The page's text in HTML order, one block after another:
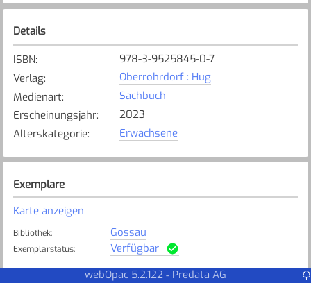
Details
ISBN:
978-3-9525845-0-7
Verlag:
Oberrohrdorf : Hug
Medienart:
Sachbuch
Erscheinungsjahr:
2023
Alterskategorie: Erwachsene
Exemplare
Karte anzeigen
Bibliothek: Gossau
Exemplarstatus: Verfügbar
Steinach
webOpac 5.2.122 - Predata AG